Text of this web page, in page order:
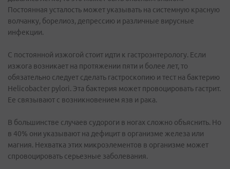
Постоянная усталость может указывать на системную красную
волчанку, борелиоз, депрессию и различные вирусные
инфекции.
С постоянной изжогой стоит идти к гастроэнтерологу. Если
изжога возникает на протяжении пяти и более лет, то
обязательно следует сделать гастроскопию и тест на бактерию
Helicobacter pylori. Эта бактерия может провоцировать гастрит.
Ее связывают с возникновением язв и рака.
В большинстве случаев судороги в ногах сложно объяснить. Но
в 40% они указывают на дефицит в организме железа или
магния. Нехватка этих микроэлементов в организме может
спровоцировать серьезные заболевания.